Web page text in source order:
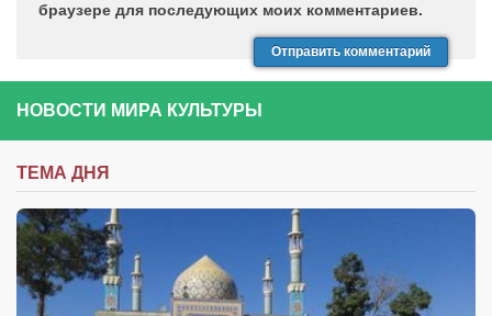
браузере для последующих моих комментариев.
НОВОСТИ МИРА КУЛЬТУРЫ
ТЕМА ДНЯ